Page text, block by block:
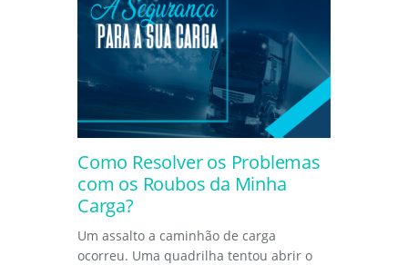
Como Resolver os Problemas
com os Roubos da Minha
Carga?
Um assalto a caminhão de carga
ocorreu. Uma quadrilha tentou abrir o